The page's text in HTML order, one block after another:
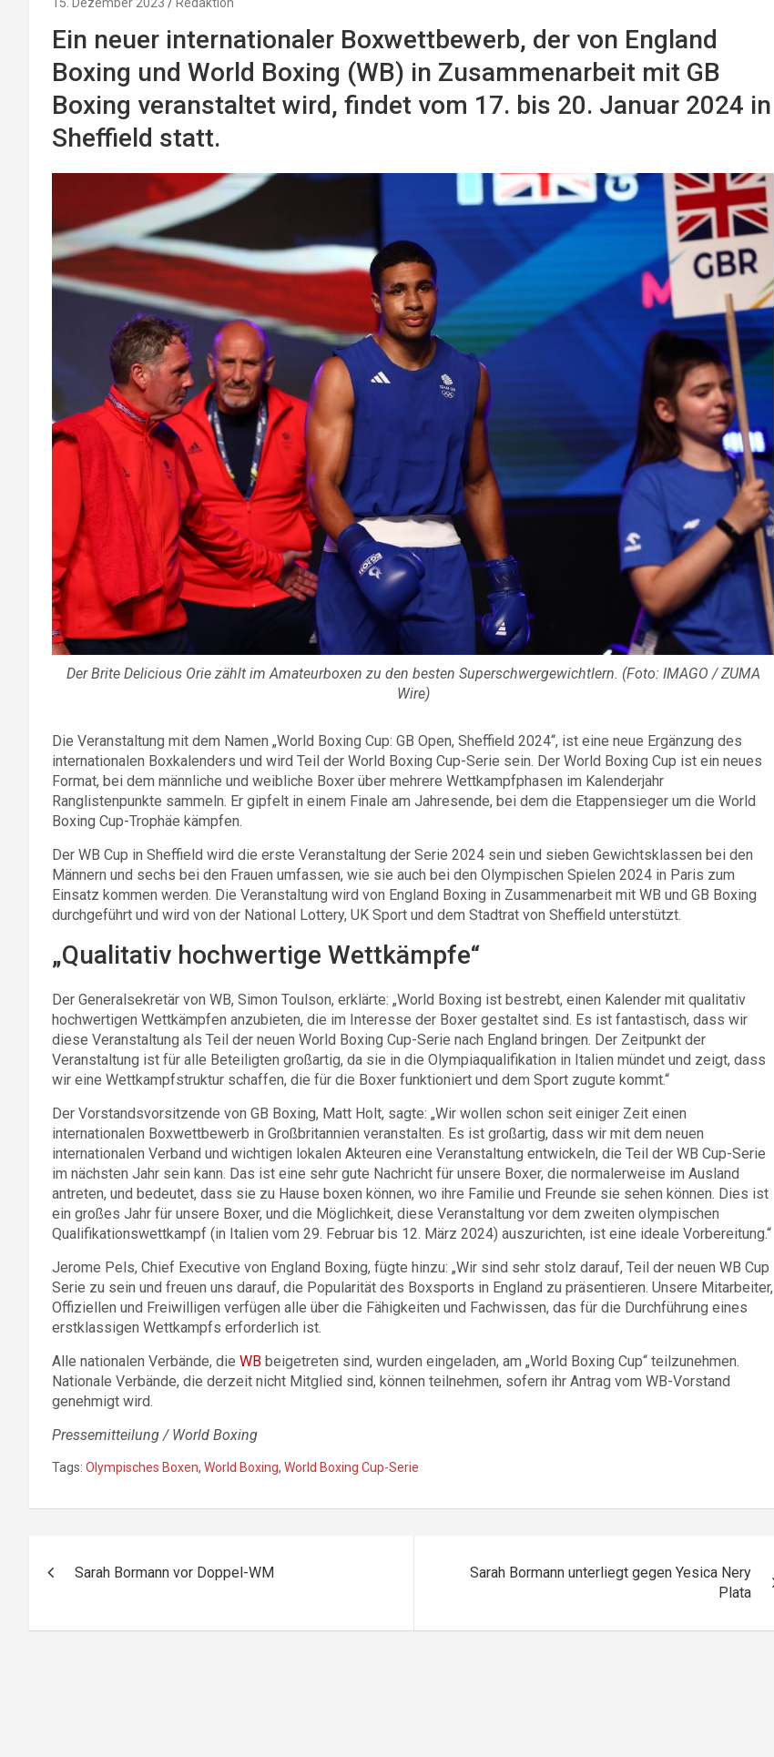
15. Dezember 2023 Redaktion
Ein neuer internationaler Boxwettbewerb, der von England
Boxing und World Boxing (WB) in Zusammenarbeit mit GB
Boxing veranstaltet wird, findet vom 17. bis 20. Januar 2024 in
Sheffield statt.
Der Brite Delicious Orie zählt im Amateurboxen zu den besten Superschwergewichtlern. (Foto: IMAGO / ZUMA
Wire)
Die Veranstaltung mit dem Namen „World Boxing Cup: GB Open, Sheffield 2024“, ist eine neue Ergänzung des
internationalen Boxkalenders und wird Teil der World Boxing Cup-Serie sein. Der World Boxing Cup ist ein neues
Format, bei dem männliche und weibliche Boxer über mehrere Wettkampfphasen im Kalenderjahr
Ranglistenpunkte sammeln. Er gipfelt in einem Finale am Jahresende, bei dem die Etappensieger um die World
Boxing Cup-Trophäe kämpfen.
Der WB Cup in Sheffield wird die erste Veranstaltung der Serie 2024 sein und sieben Gewichtsklassen bei den
Männern und sechs bei den Frauen umfassen, wie sie auch bei den Olympischen Spielen 2024 in Paris zum
Einsatz kommen werden. Die Veranstaltung wird von England Boxing in Zusammenarbeit mit WB und GB Boxing
durchgeführt und wird von der National Lottery, UK Sport und dem Stadtrat von Sheffield unterstützt.
„Qualitativ hochwertige Wettkämpfe“
Der Generalsekretär von WB, Simon Toulson, erklärte: „World Boxing ist bestrebt, einen Kalender mit qualitativ
hochwertigen Wettkämpfen anzubieten, die im Interesse der Boxer gestaltet sind. Es ist fantastisch, dass wir
diese Veranstaltung als Teil der neuen World Boxing Cup-Serie nach England bringen. Der Zeitpunkt der
Veranstaltung ist für alle Beteiligten großartig, da sie in die Olympiaqualifikation in Italien mündet und zeigt, dass
wir eine Wettkampfstruktur schaffen, die für die Boxer funktioniert und dem Sport zugute kommt.“
Der Vorstandsvorsitzende von GB Boxing, Matt Holt, sagte: „Wir wollen schon seit einiger Zeit einen
internationalen Boxwettbewerb in Großbritannien veranstalten. Es ist großartig, dass wir mit dem neuen
internationalen Verband und wichtigen lokalen Akteuren eine Veranstaltung entwickeln, die Teil der WB Cup-Serie
im nächsten Jahr sein kann. Das ist eine sehr gute Nachricht für unsere Boxer, die normalerweise im Ausland
antreten, und bedeutet, dass sie zu Hause boxen können, wo ihre Familie und Freunde sie sehen können. Dies ist
ein großes Jahr für unsere Boxer, und die Möglichkeit, diese Veranstaltung vor dem zweiten olympischen
Qualifikationswettkampf (in Italien vom 29. Februar bis 12. März 2024) auszurichten, ist eine ideale Vorbereitung.“
Jerome Pels, Chief Executive von England Boxing, fügte hinzu: „Wir sind sehr stolz darauf, Teil der neuen WB Cup
Serie zu sein und freuen uns darauf, die Popularität des Boxsports in England zu präsentieren. Unsere Mitarbeiter,
Offiziellen und Freiwilligen verfügen alle über die Fähigkeiten und Fachwissen, das für die Durchführung eines
erstklassigen Wettkampfs erforderlich ist.
Alle nationalen Verbände, die WB beigetreten sind, wurden eingeladen, am „World Boxing Cup“ teilzunehmen.
Nationale Verbände, die derzeit nicht Mitglied sind, können teilnehmen, sofern ihr Antrag vom WB-Vorstand
genehmigt wird.
Pressemitteilung / World Boxing
Tags: Olympisches Boxen, World Boxing, World Boxing Cup-Serie
Sarah Bormann vor Doppel-WM
Sarah Bormann unterliegt gegen Yesica Nery
Plata